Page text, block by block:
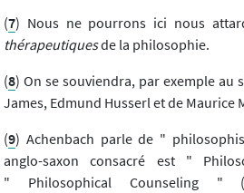
(7) Nous ne pourrons ici nous
thérapeutiquesde la philosophie.
(8) On se souviendra, par exemple au
James, Edmund Husserl et de Maurice
(9) Achenbach parle de "
anglo-saxon consacré est "
" Philosophical Counseling "